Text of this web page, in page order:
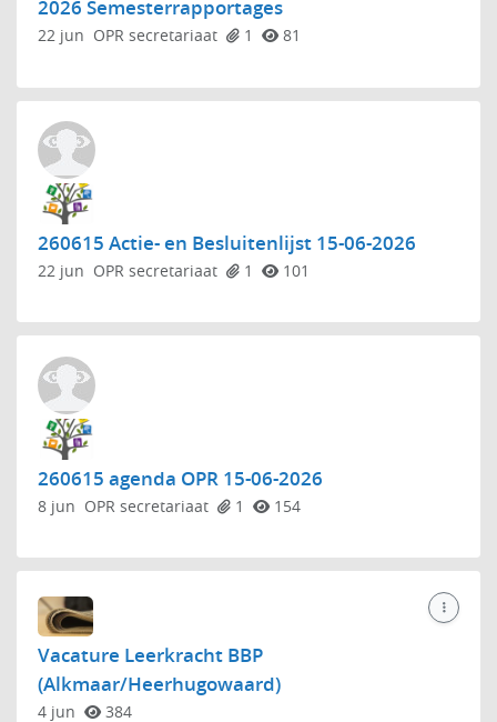
2026 Semesterrapportages
22 jun OPR secretariaat 1 81
260615 Actie- en Besluitenlijst 15-06-2026
22 jun OPR secretariaat 1 101
260615 agenda OPR 15-06-2026
8 jun OPR secretariaat 1 154
Vacature Leerkracht BBP
(Alkmaar/Heerhugowaard)
4 jun 384